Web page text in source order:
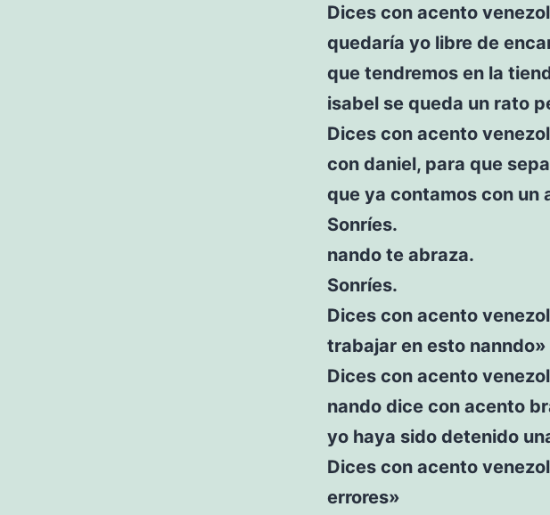
Dices con acento
quedaría yo libre de
que tendremos en la
isabel se queda un rato
Dices con acento
con daniel, para que
que ya contamos con un
Sonríes.
nando te abraza.
Sonríes.
Dices con acento
trabajar en esto nanndo»
Dices con acento
nando dice con acento
yo haya sido detenido
Dices con acento
errores»